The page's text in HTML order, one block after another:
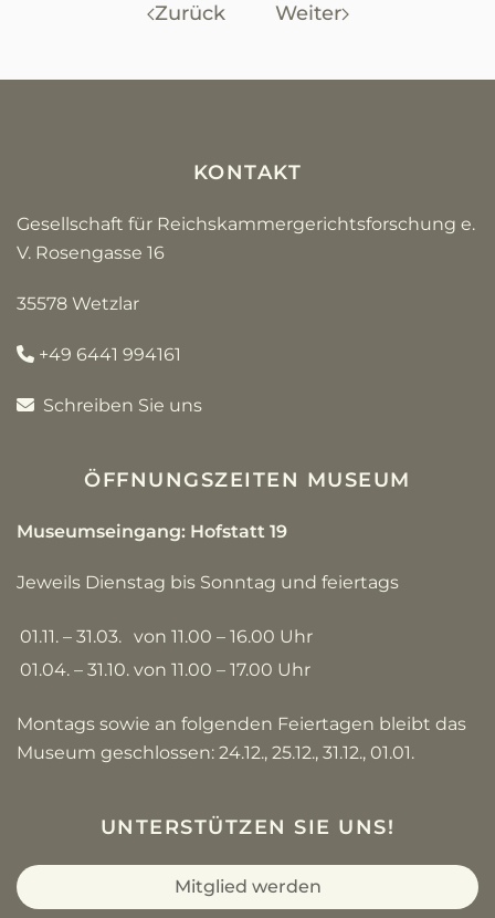
Zurück Weiter
KONTAKT
Gesellschaft für Reichskammergerichtsforschung e.
V. Rosengasse 16
35578 Wetzlar
+49 6441 994161
Schreiben Sie uns
ÖFFNUNGSZEITEN MUSEUM
Museumseingang: Hofstatt 19
Jeweils Dienstag bis Sonntag und feiertags
01.11. – 31.03. von 11.00 – 16.00 Uhr
01.04. – 31.10. von 11.00 – 17.00 Uhr
Montags sowie an folgenden Feiertagen bleibt das
Museum geschlossen: 24.12., 25.12., 31.12., 01.01.
UNTERSTÜTZEN SIE UNS!
Mitglied werden